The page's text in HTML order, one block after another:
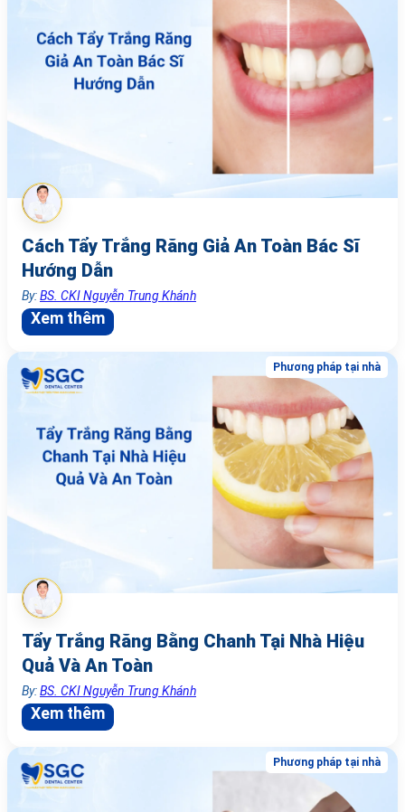
Cách Tẩy Trắng Răng Giả An Toàn Bác Sĩ
Hướng Dẫn
By:BS. CKI Nguyễn Trung Khánh
Xem thêm
Phương pháp tại nhà
Tẩy Trắng Răng Bằng Chanh Tại Nhà Hiệu
Quả Và An Toàn
By:BS. CKI Nguyễn Trung Khánh
Xem thêm
Phương pháp tại nhà